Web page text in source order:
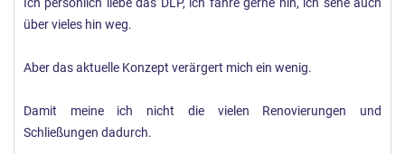
Ich persönlich liebe das DLP, ich fahre gerne hin, ich sehe auch
über vieles hin weg.
Aber das aktuelle Konzept verärgert mich ein wenig.
Damit meine ich nicht die vielen Renovierungen und
Schließungen dadurch.